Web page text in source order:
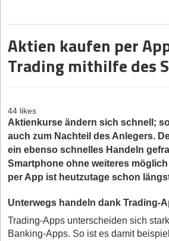
Aktien kaufen per
Trading mithilfe des
44 likes
Aktienkurse ändern sich schnell;
auch zum Nachteil des Anlegers.
ein ebenso schnelles Handeln
Smartphone ohne weiteres
per App ist heutzutage schon
Unterwegs handeln dank Trading-
Trading-Apps unterscheiden sich
Banking-Apps. So ist es damit